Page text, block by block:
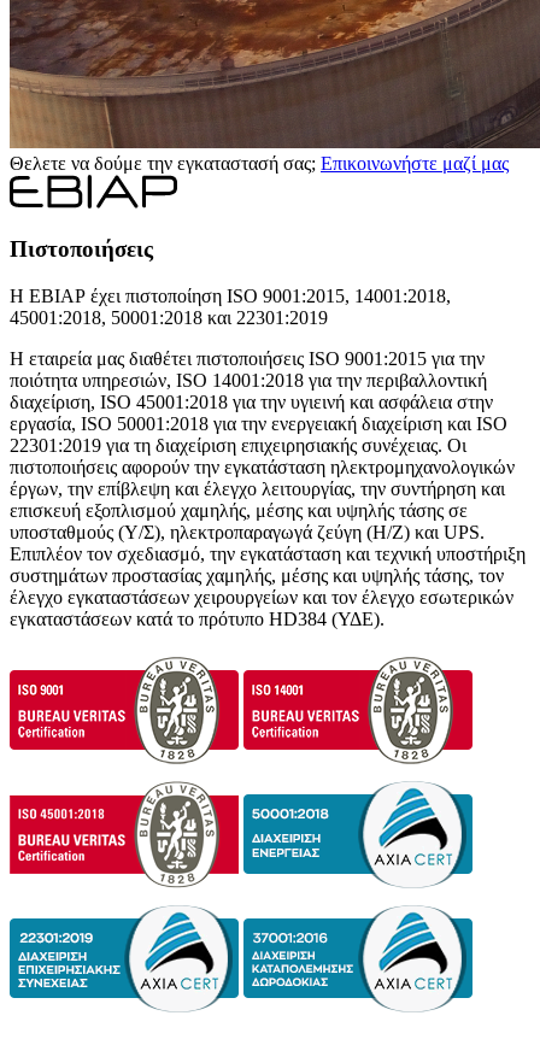
Θελετε να δούμε την εγκαταστασή σας; Επικοινωνήστε μαζί μας
Πιστοποιήσεις
Η ΕΒΙΑΡ έχει πιστοποίηση ISO 9001:2015, 14001:2018,
45001:2018, 50001:2018 και 22301:2019
Η εταιρεία μας διαθέτει πιστοποιήσεις ISO 9001:2015 για την
ποιότητα υπηρεσιών, ISO 14001:2018 για την περιβαλλοντική
διαχείριση, ISO 45001:2018 για την υγιεινή και ασφάλεια στην
εργασία, ISO 50001:2018 για την ενεργειακή διαχείριση και ISO
22301:2019 για τη διαχείριση επιχειρησιακής συνέχειας. Οι
πιστοποιήσεις αφορούν την εγκατάσταση ηλεκτρομηχανολογικών
έργων, την επίβλεψη και έλεγχο λειτουργίας, την συντήρηση και
επισκευή εξοπλισμού χαμηλής, μέσης και υψηλής τάσης σε
υποσταθμούς (Υ/Σ), ηλεκτροπαραγωγά ζεύγη (Η/Ζ) και UPS.
Επιπλέον τον σχεδιασμό, την εγκατάσταση και τεχνική υποστήριξη
συστημάτων προστασίας χαμηλής, μέσης και υψηλής τάσης, τον
έλεγχο εγκαταστάσεων χειρουργείων και τον έλεγχο εσωτερικών
εγκαταστάσεων κατά το πρότυπο HD384 (ΥΔΕ).